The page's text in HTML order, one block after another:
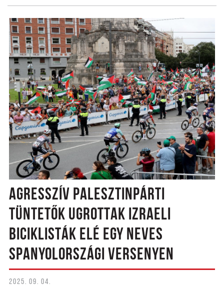
AGRESSZÍV PALESZTINPÁRTI
TÜNTETŐK UGROTTAK IZRAELI
BICIKLISTÁK ELÉ EGY NEVES
SPANYOLORSZÁGI VERSENYEN
2025. 09. 04.